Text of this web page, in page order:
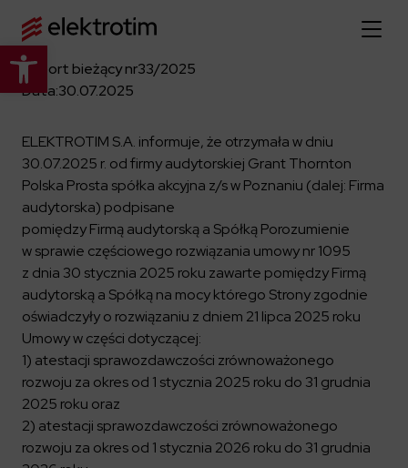
Otwórz pasek narzędzi
Strona główna
O nas
Więcej o nas
O firmie
Strategia
Władze spółki
Historia
Grupa kapitałowa
Portfolio
Dokumenty firmowe
Certyfikaty
Compliance
Oferta
Poznaj pełną ofertę
Budownictwo Specjalistyczne
Elektroenergetyka
Resorty obronne
Przemysł
Infrastruktura użyteczności publicznej
Zasilanie i systemy trakcyjne
Platforma Zarządzania Bezpieczeństwem
Aktualności
Relacje inwestorskie
Dowiedz się więcej
Raporty
Kalendarium
Ład korporacyjny
Materiały dla inwestorów
Kariera
Dowiedz się więcej
Poznaj nas bliżej
Oferty pracy
Kontrahenci
Poznaj możliwości współpracy z nami
ESG
Raport bieżący nr33/2025
Data:30.07.2025
ELEKTROTIM S.A. informuje, że otrzymała w dniu
30.07.2025 r. od firmy audytorskiej Grant Thornton
Polska Prosta spółka akcyjna z/s w Poznaniu (dalej: Firma
audytorska) podpisane
pomiędzy Firmą audytorską a Spółką Porozumienie
w sprawie częściowego rozwiązania umowy nr 1095
z dnia 30 stycznia 2025 roku zawarte pomiędzy Firmą
audytorską a Spółką na mocy którego Strony zgodnie
oświadczyły o rozwiązaniu z dniem 21 lipca 2025 roku
Umowy w części dotyczącej:
1) atestacji sprawozdawczości zrównoważonego
rozwoju za okres od 1 stycznia 2025 roku do 31 grudnia
2025 roku oraz
2) atestacji sprawozdawczości zrównoważonego
rozwoju za okres od 1 stycznia 2026 roku do 31 grudnia